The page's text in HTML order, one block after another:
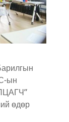
ын
өдөр